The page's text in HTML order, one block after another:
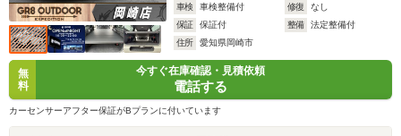
車検
車検整備付 修復
なし
保証
保証付 整備
法定整備付
住所
愛知県岡崎市
無
料
今すぐ在庫確認・見積依頼
電話する
カーセンサーアフター保証がBプランに付いています